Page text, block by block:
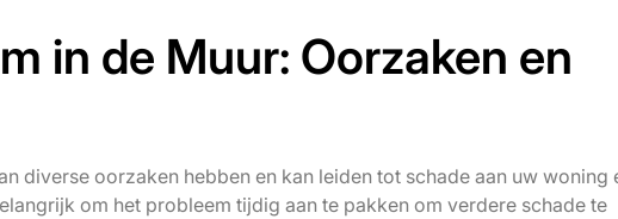
in de Muur: Oorzaken en
diverse oorzaken hebben en kan leiden tot schade aan uw woning
om het probleem tijdig aan te pakken om verdere schade te